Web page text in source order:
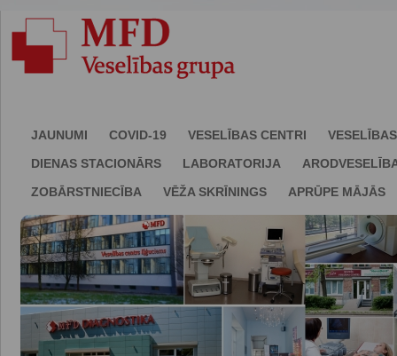
JAUNUMI COVID-19 VESELĪBAS CENTRI
DIENAS STACIONĀRS
LABORATORIJA
ZOBĀRSTNIECĪBA
VĒŽA SKRĪNINGS APRŪPE MĀJĀS